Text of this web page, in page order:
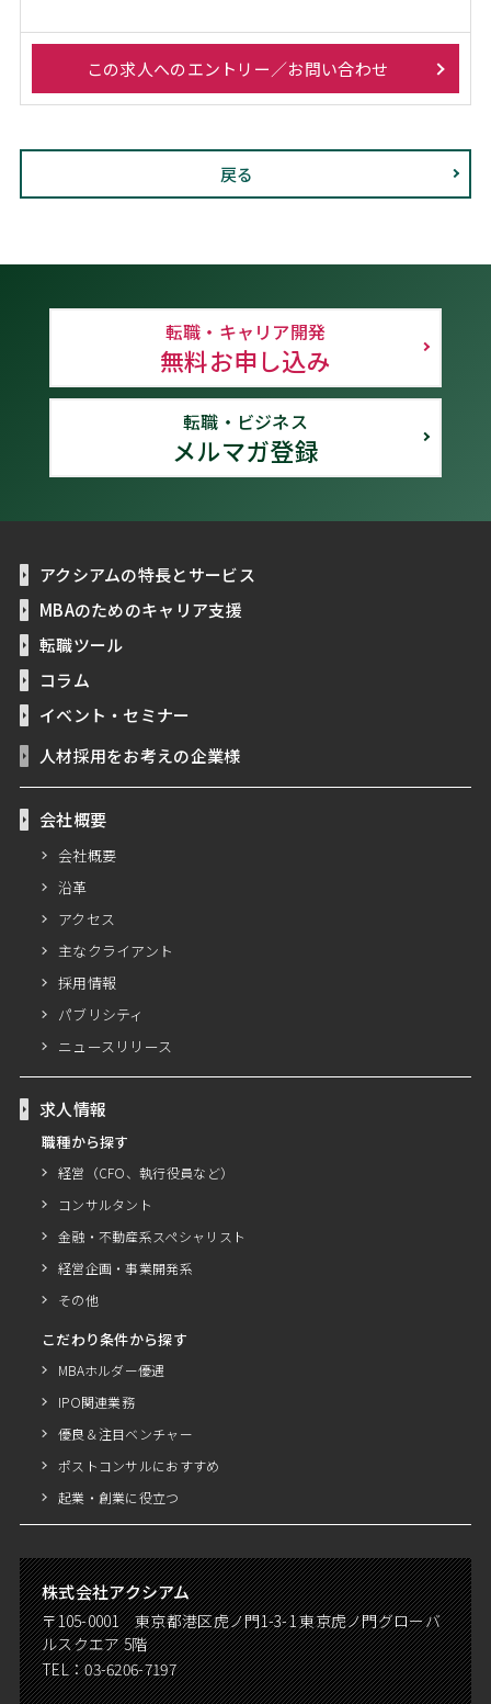
この求人へのエントリー／お問い合わせ
戻る
転職・キャリア開発
無料お申し込み
転職・ビジネス
メルマガ登録
アクシアムの特長とサービス
MBAのためのキャリア支援
転職ツール
コラム
イベント・セミナー
人材採用をお考えの企業様
会社概要
会社概要
沿革
アクセス
主なクライアント
採用情報
パブリシティ
ニュースリリース
求人情報
職種から探す
経営（CFO、執行役員など）
コンサルタント
金融・不動産系スペシャリスト
経営企画・事業開発系
その他
こだわり条件から探す
MBAホルダー優遇
IPO関連業務
優良＆注目ベンチャー
ポストコンサルにおすすめ
起業・創業に役立つ
株式会社アクシアム
〒105-0001 東京都港区虎ノ門1-3-1 東京虎ノ門グローバ
ルスクエア 5階
TEL：03-6206-7197